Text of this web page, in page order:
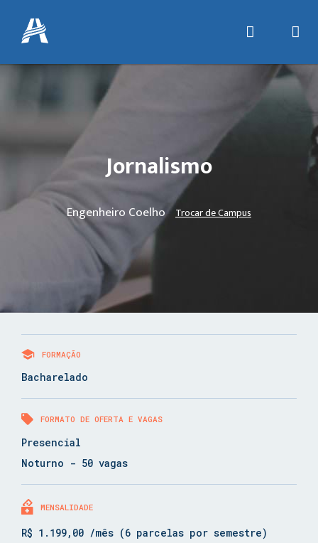
Jornalismo
Engenheiro Coelho Trocar de Campus
FORMAÇÃO
Bacharelado
FORMATO DE OFERTA E VAGAS
Presencial
Noturno - 50 vagas
MENSALIDADE
R$ 1.199,00 /mês (6 parcelas por semestre)